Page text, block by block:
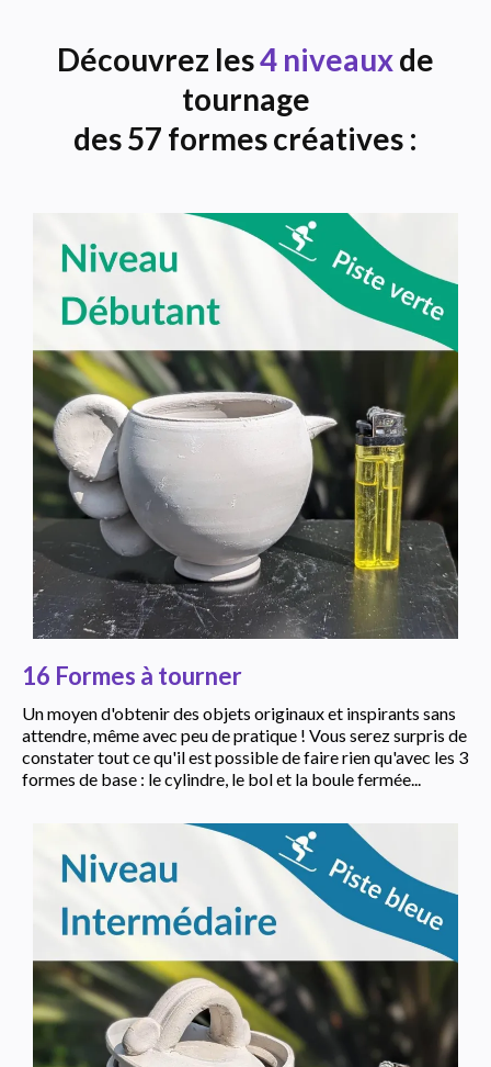
Découvrez les4 niveauxde
tournage
des 57 formes créatives :
16 Formes à tourner
Un moyen d'obtenir des objets originaux et inspirants sans
attendre, même avec peu de pratique ! Vous serez surpris de
constater tout ce qu'il est possible de faire rien qu'avec les 3
formes de base : le cylindre, le bol et la boule fermée...